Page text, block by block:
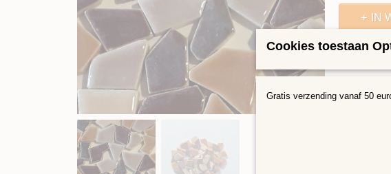
IN
Cookies toestaan
Gratis verzending vanaf 50